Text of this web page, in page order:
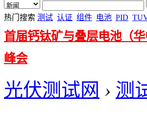
热门搜索 测试 认证 组件 电池 PID
首届钙钛矿与叠层电池（
峰会
光伏测试网 › 测